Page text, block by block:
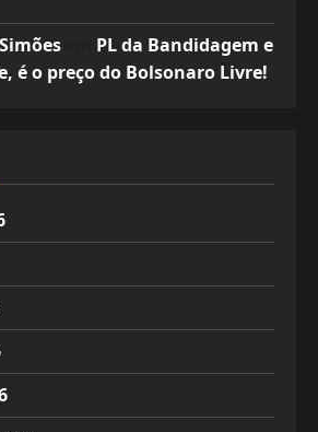
em PL da Bandidagem e
é o preço do Bolsonaro Livre!